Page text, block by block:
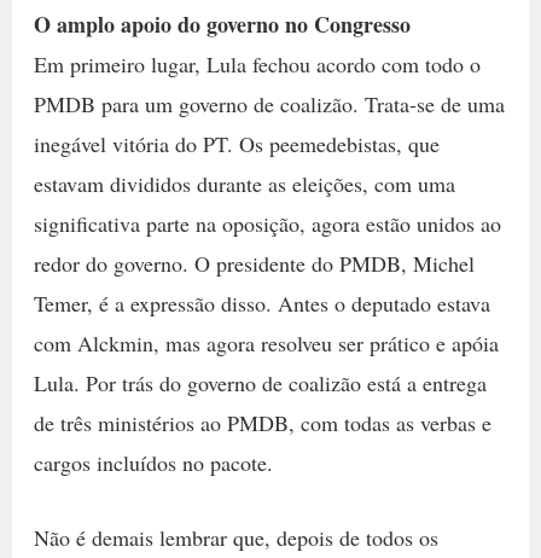
O amplo apoio do governo no Congresso
Em primeiro lugar, Lula fechou acordo com todo o
PMDB para um governo de coalizão. Trata-se de uma
inegável vitória do PT. Os peemedebistas, que
estavam divididos durante as eleições, com uma
significativa parte na oposição, agora estão unidos ao
redor do governo. O presidente do PMDB, Michel
Temer, é a expressão disso. Antes o deputado estava
com Alckmin, mas agora resolveu ser prático e apóia
Lula. Por trás do governo de coalizão está a entrega
de três ministérios ao PMDB, com todas as verbas e
cargos incluídos no pacote.
Não é demais lembrar que, depois de todos os